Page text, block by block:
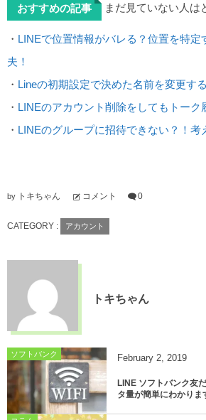
おすすめの記事 まだ見ていない人は
・ LINEで位置情報がバレる？位置を特定
夫！
・ Lineの初期設定で決めた名前を変更す
・ LINEのアカウント削除をしてもトーク
・ LINEのグループに招待できない？！考
by トキちゃん コメント 0
CATEGORY : アカウント
トキちゃん
ソフトバンク February 2 2019
LINE ソフトバンク友
タ量が簡単にわかりま